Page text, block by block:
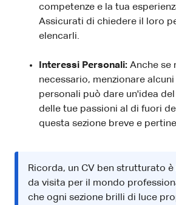
competenze e la tua
Assicurati di chiedere il loro
elencarli.
Interessi Personali: Anche se
necessario, menzionare
personali può dare un'idea
delle tue passioni al di fuori
questa sezione breve e
Ricorda, un CV ben strutturato
da visita per il mondo
che ogni sezione brilli di luce